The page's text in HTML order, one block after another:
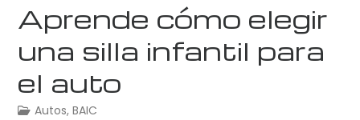
Aprende cómo elegir
una silla infantil para
el auto
Autos,BAIC